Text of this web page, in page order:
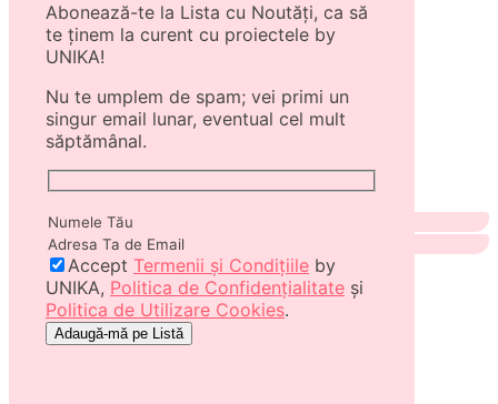
Abonează-te la Lista cu Noutăți, ca să
te ținem la curent cu proiectele by
UNIKA!
Nu te umplem de spam; vei primi un
singur email lunar, eventual cel mult
săptămânal.
Accept Termenii și Condițiile by
UNIKA, Politica de Confidențialitate și
Politica de Utilizare Cookies.